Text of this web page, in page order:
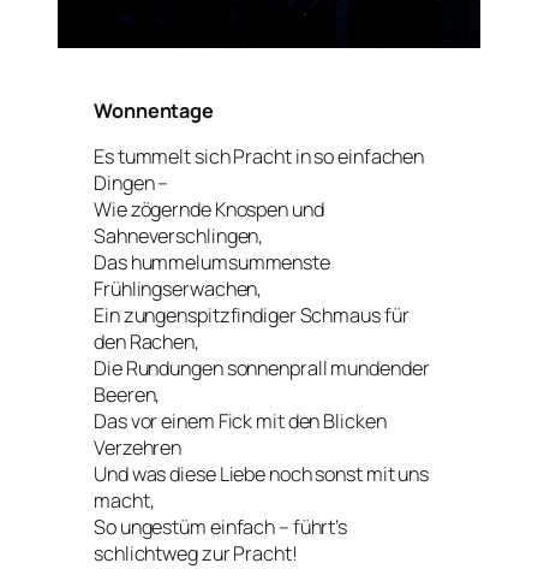
Wonnentage
Es tummelt sich Pracht in so einfachen
Dingen –
Wie zögernde Knospen und
Sahneverschlingen,
Das hummelumsummenste
Frühlingserwachen,
Ein zungenspitzfindiger Schmaus für
den Rachen,
Die Rundungen sonnenprall mundender
Beeren,
Das vor einem Fick mit den Blicken
Verzehren
Und was diese Liebe noch sonst mit uns
macht,
So ungestüm einfach – führt’s
schlichtweg zur Pracht!